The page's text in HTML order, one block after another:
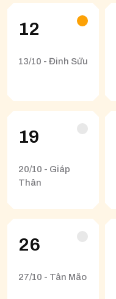
12
13/10 - Đinh Sửu
19
20/10 - Giáp
Thân
26
27/10 - Tân Mão